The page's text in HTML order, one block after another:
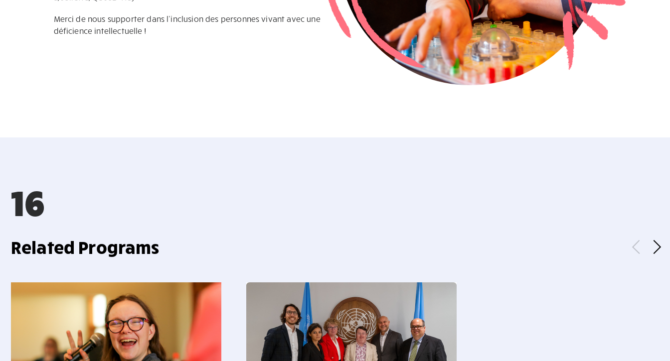
Merci de nous supporter dans l’inclusion des personnes vivant avec une
déficience intellectuelle !
16
Related Programs